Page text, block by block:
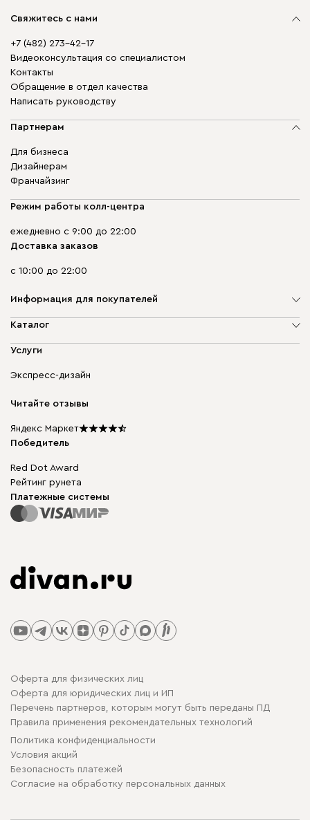
Свяжитесь с нами
+7 (482) 273-42-17
Видеоконсультация со специалистом
Контакты
Обращение в отдел качества
Написать руководству
Партнерам
Для бизнеса
Дизайнерам
Франчайзинг
Режим работы колл-центра
ежедневно с 9:00 до 22:00
Доставка заказов
с 10:00 до 22:00
Информация для покупателей
О компании
Доставка и оплата
диван.клуб
Подарочные сертификаты
Мы в прессе
Каталог
Мягкая мебель
Бескаркасная мебель
Столы и стулья
Услуги
Экспресс-дизайн
Читайте отзывы
Яндекс Маркет
Победитель
Red Dot Award
Рейтинг рунета
Платежные системы
Оферта для физических лиц
Оферта для юридических лиц и ИП
Перечень партнеров, которым могут быть переданы ПД
Правила применения рекомендательных технологий
Политика конфиденциальности
Условия акций
Безопасность платежей
Cогласие на обработку персональных данных